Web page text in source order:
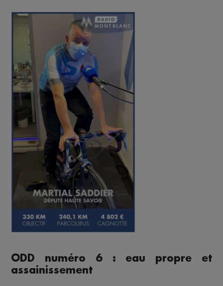
ODD numéro 6 : eau propre et
assainissement